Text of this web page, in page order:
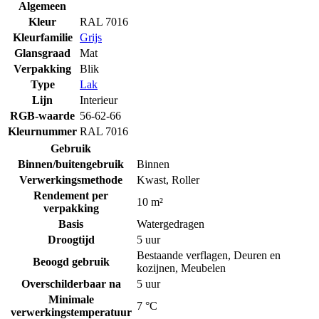
Algemeen
Kleur
RAL 7016
Kleurfamilie
Grijs
Glansgraad
Mat
Verpakking
Blik
Type
Lak
Lijn
Interieur
RGB-waarde 56-62-66
Kleurnummer RAL 7016
Gebruik
Binnen/buitengebruik
Binnen
Verwerkingsmethode
Kwast, Roller
Rendement per
verpakking
10 m²
Basis
Watergedragen
Droogtijd
5 uur
Beoogd gebruik
Bestaande verflagen, Deuren en
kozijnen, Meubelen
Overschilderbaar na
5 uur
Minimale
verwerkingstemperatuur
7 °C